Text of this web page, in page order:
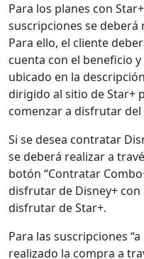
Para los planes con
suscripciones se deberá
Para ello, el cliente
cuenta con el beneficio
ubicado en la
dirigido al sitio de Star+
comenzar a disfrutar
Si se desea contratar
se deberá realizar a
botón “Contratar
disfrutar de Disney+
disfrutar de Star+.
Para las suscripciones
realizado la compra a